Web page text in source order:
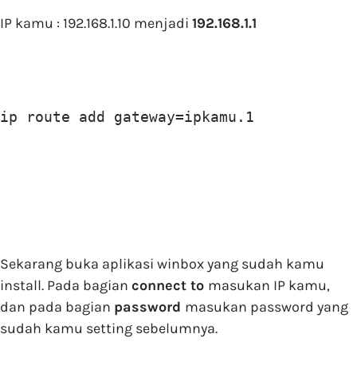
IP kamu : 192.168.1.10 menjadi 192.168.1.1
ip route add gateway=ipkamu.1
Sekarang buka aplikasi winbox yang sudah kamu
install. Pada bagian connect to masukan IP kamu,
dan pada bagian password masukan password yang
sudah kamu setting sebelumnya.